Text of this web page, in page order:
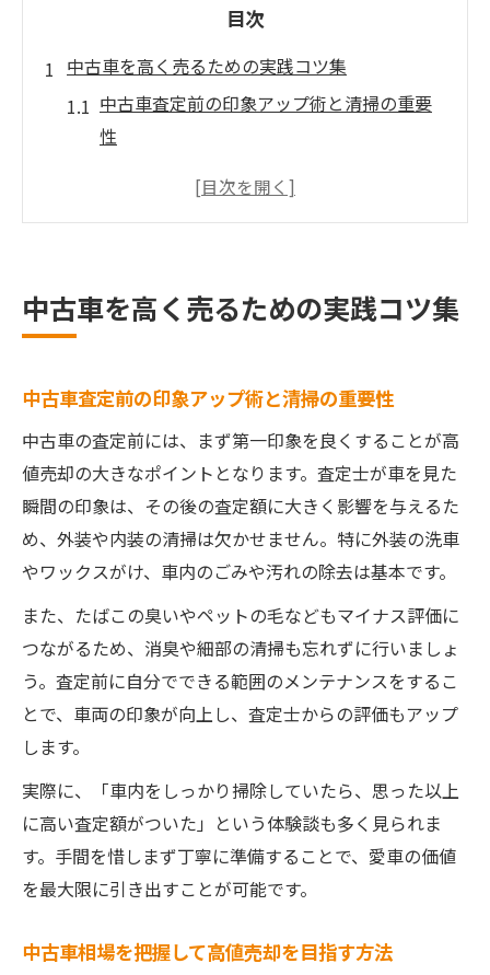
目次
中古車を高く売るための実践コツ集
中古車査定前の印象アップ術と清掃の重要
性
中古車相場を把握して高値売却を目指す方
車を高く売る中古車の交渉準備と心構え
め
中古車交渉時に有利になる情報収集法
中古車買取希望額を伝えず交渉を進めるコ
ツ
中古車価格を引き上げる交渉術と注意点
中古車一括査定と個別査定の違いと選び方
中古車売却交渉で気をつけたい業者の営業
トーク
売るタイミングが左右する中古車価格の真実
中古車を売るなら避けたいタイミングの注
意点
中古車市場動向を知り高値売却を実現する
方法
中古車を高く売るためのタイミング見極め
中古車を高く売るための実践コツ集
中古車査定前の印象アップ術と清掃の重要性
中古車の査定前には、まず第一印象を良くすることが高
値売却の大きなポイントとなります。査定士が車を見た
瞬間の印象は、その後の査定額に大きく影響を与えるた
め、外装や内装の清掃は欠かせません。特に外装の洗車
やワックスがけ、車内のごみや汚れの除去は基本です。
また、たばこの臭いやペットの毛などもマイナス評価に
つながるため、消臭や細部の清掃も忘れずに行いましょ
う。査定前に自分でできる範囲のメンテナンスをするこ
とで、車両の印象が向上し、査定士からの評価もアップ
します。
実際に、「車内をしっかり掃除していたら、思った以上
に高い査定額がついた」という体験談も多く見られま
す。手間を惜しまず丁寧に準備することで、愛車の価値
を最大限に引き出すことが可能です。
中古車相場を把握して高値売却を目指す方法